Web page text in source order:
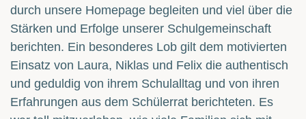
durch unsere Homepage begleiten und viel über die
Stärken und Erfolge unserer Schulgemeinschaft
berichten. Ein besonderes Lob gilt dem motivierten
Einsatz von Laura, Niklas und Felix die authentisch
und geduldig von ihrem Schulalltag und von ihren
Erfahrungen aus dem Schülerrat berichteten. Es